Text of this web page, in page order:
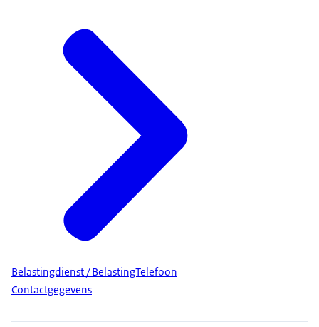
Belastingdienst / BelastingTelefoon
Contactgegevens